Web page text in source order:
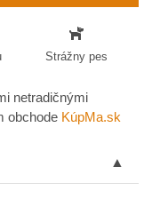
Strážny pes
netradičnými
obchode KúpMa.sk